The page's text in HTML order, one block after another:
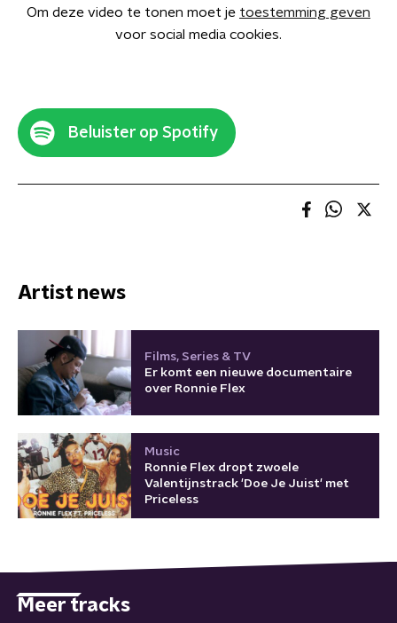
Om deze video te tonen moet je toestemming geven
voor social media cookies.
Beluister op Spotify
Artist news
Films, Series & TV
Er komt een nieuwe documentaire
over Ronnie Flex
Music
Ronnie Flex dropt zwoele
Valentijnstrack 'Doe Je Juist' met
Priceless
Meer tracks